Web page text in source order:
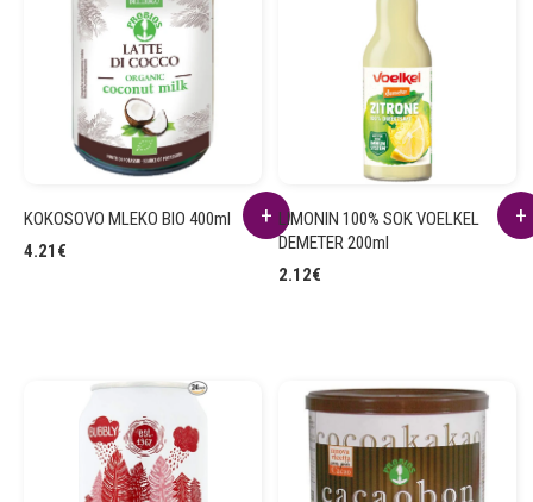
KOKOSOVO MLEKO BIO 400ml
4.21 €
LIMONIN 100% SOK VOELKEL
DEMETER 200ml
2.12€